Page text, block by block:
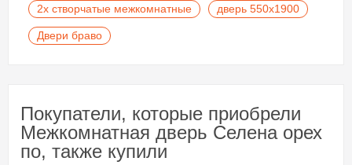
2х створчатые межкомнатные дверь 550х1900
Двери браво
Покупатели, которые приобрели
Межкомнатная дверь Селена орех
по, также купили